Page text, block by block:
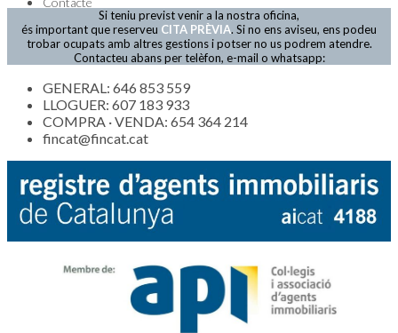
Si teniu previst venir a la nostra oficina,
és important que reserveu CITA PRÈVIA. Si no ens aviseu, ens podeu
trobar ocupats amb altres gestions i potser no us podrem atendre.
Contacteu abans per telèfon, e-mail o whatsapp:
GENERAL: 646 853 559
LLOGUER: 607 183 933
COMPRA · VENDA: 654 364 214
fincat@fincat.cat